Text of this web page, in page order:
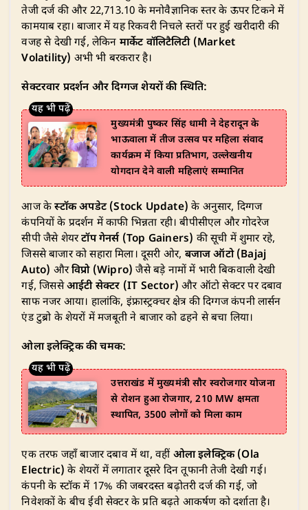
तेजी दर्ज की और 22,713.10 के मनोवैज्ञानिक स्तर के ऊपर टिकने में
कामयाब रहा। बाजार में यह रिकवरी निचले स्तरों पर हुई खरीदारी की
वजह से देखी गई, लेकिन मार्केट वॉलिटैलिटी (Market
Volatility) अभी भी बरकरार है।
सेक्टरवार प्रदर्शन और दिग्गज शेयरों की स्थिति:
मुख्यमंत्री पुष्कर सिंह धामी ने देहरादून के
भाऊवाला में तीज उत्सव पर महिला संवाद
कार्यक्रम में किया प्रतिभाग, उल्लेखनीय
योगदान देने वाली महिलाएं सम्मानित
आज केस्टॉक अपडेट (Stock Update) के अनुसार, दिग्गज
कंपनियों के प्रदर्शन में काफी भिन्नता रही। बीपीसीएल और गोदरेज
सीपी जैसे शेयरटॉप गेनर्स (Top Gainers) की सूची में शुमार रहे,
जिससे बाजार को सहारा मिला। दूसरी ओर, बजाज ऑटो (Bajaj
Auto) औरविप्रो (Wipro) जैसे बड़े नामों में भारी बिकवाली देखी
गई, जिससेआईटी सेक्टर (IT Sector) और ऑटो सेक्टर पर दबाव
साफ नजर आया। हालांकि, इंफ्रास्ट्रक्चर क्षेत्र की दिग्गज कंपनी लार्सन
एंड टुब्रो के शेयरों में मजबूती ने बाजार को ढहने से बचा लिया।
ओला इलेक्ट्रिक की चमक:
उत्तराखंड में मुख्यमंत्री सौर स्वरोजगार योजना
से रोशन हुआ रोजगार, 210 MW क्षमता
स्थापित, 3500 लोगों को मिला काम
एक तरफ जहाँ बाजार दबाव में था, वहीं ओला इलेक्ट्रिक (Ola
Electric) के शेयरों में लगातार दूसरे दिन तूफानी तेजी देखी गई।
कंपनी के स्टॉक में 17% की जबरदस्त बढ़ोतरी दर्ज की गई, जो
निवेशकों के बीच ईवी सेक्टर के प्रति बढ़ते आकर्षण को दर्शाता है।